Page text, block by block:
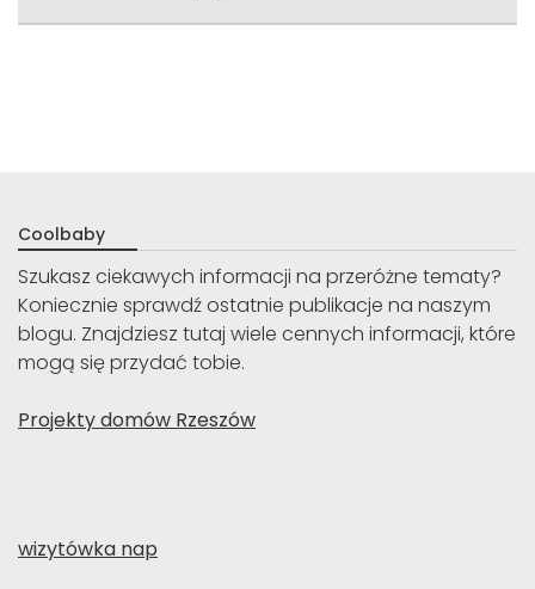
Coolbaby
Szukasz ciekawych informacji na przeróżne tematy?
Koniecznie sprawdź ostatnie publikacje na naszym
blogu. Znajdziesz tutaj wiele cennych informacji, które
mogą się przydać tobie.
Projekty domów Rzeszów
wizytówka nap